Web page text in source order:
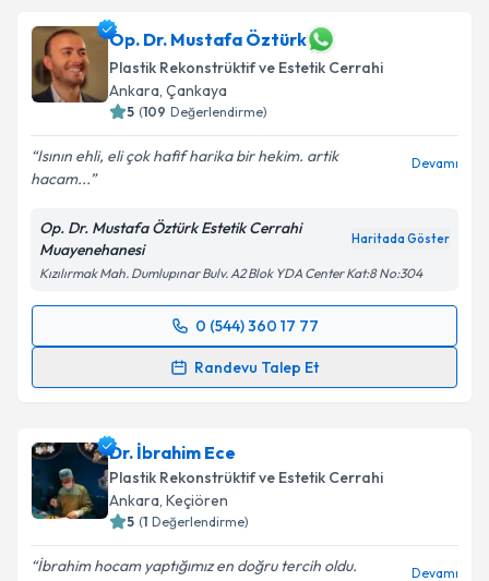
takvim hazırlandığında e-posta ile bilgilendireceğiz.
E-posta Adresiniz
kapsamda işlenmesini kabul ediyorum.
Op. Dr. Mustafa Öztürk
Plastik Rekonstrüktif ve Estetik Cerrahi
Ankara, Çankaya
5 (109 Değerlendirme)
Isının ehli, eli çok hafif harika bir hekim. artik
hacam...
Devamı
Op. Dr. Mustafa Öztürk Estetik Cerrahi
Muayenehanesi
Haritada Göster
Kızılırmak Mah. Dumlupınar Bulv. A2 Blok YDA Center Kat:8 No:304
0 (544) 360 17 77
Randevu Talep Et
Randevu Takvimi Talebi
takvim hazırlandığında e-posta ile bilgilendireceğiz.
E-posta Adresiniz
Dr. İbrahim Ece
Plastik Rekonstrüktif ve Estetik Cerrahi
Ankara, Keçiören
5 (1 Değerlendirme)
İbrahim hocam yaptığımız en doğru tercih oldu.
Devamı